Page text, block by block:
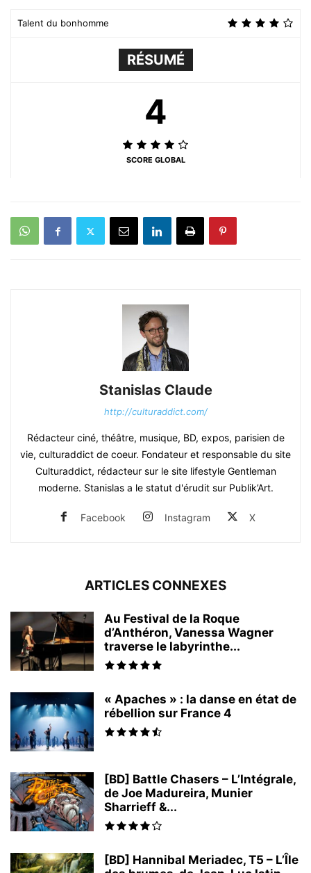
Talent du bonhomme
RÉSUMÉ
4
SCORE GLOBAL
Stanislas Claude
http://culturaddict.com/
Rédacteur ciné, théâtre, musique, BD, expos, parisien de
vie, culturaddict de coeur. Fondateur et responsable du site
Culturaddict, rédacteur sur le site lifestyle Gentleman
moderne. Stanislas a le statut d'érudit sur Publik’Art.
Facebook Instagram X
ARTICLES CONNEXES
Au Festival de la Roque
d’Anthéron, Vanessa Wagner
traverse le labyrinthe...
« Apaches » : la danse en état de
rébellion sur France 4
[BD] Battle Chasers – L’Intégrale,
de Joe Madureira, Munier
Sharrieff &...
[BD] Hannibal Meriadec, T5 – L’Île